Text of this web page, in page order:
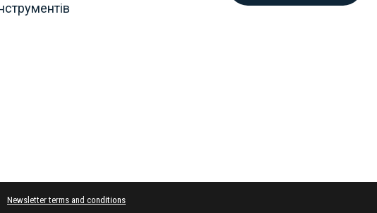
Newsletter terms and conditions